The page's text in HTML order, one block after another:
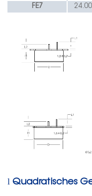
FE7
24.00
l Quadratisches